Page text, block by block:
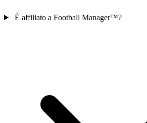
È affiliato a Football Manager™?